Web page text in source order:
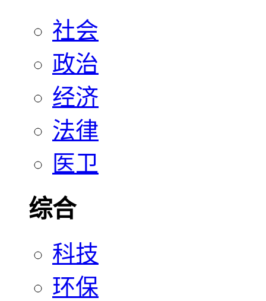
社会
政治
经济
法律
医卫
综合
科技
环保